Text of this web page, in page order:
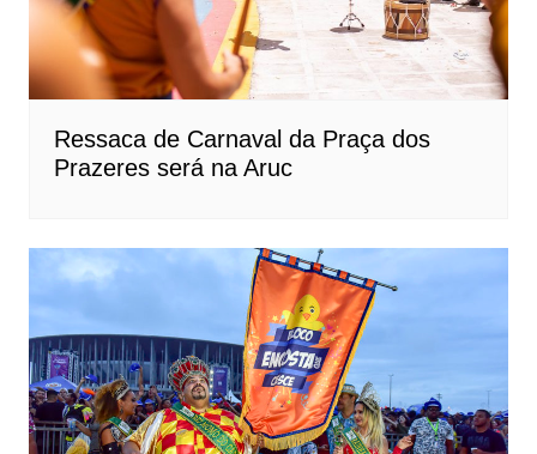
Ressaca de Carnaval da Praça dos
Prazeres será na Aruc